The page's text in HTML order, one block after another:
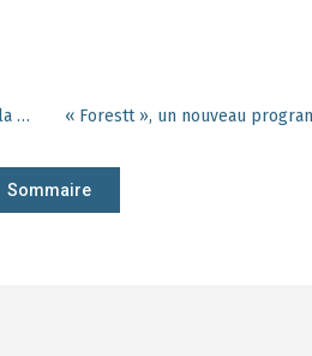
Impact de la sécheresse sur le douglas : les caractéristiques de la sécheresse ont plus d’impact que le type de site et la densité de peuplement
Sommaire